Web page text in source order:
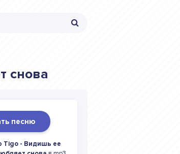
снова
песню
Tigo - Видишь ее